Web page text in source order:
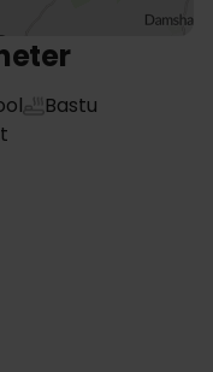
Bastu